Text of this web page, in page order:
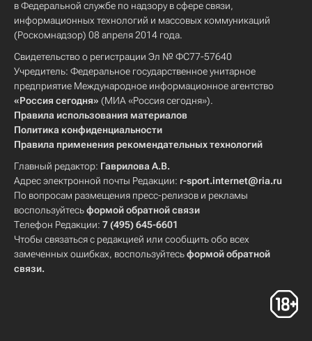
в Федеральной службе по надзору в сфере связи,
информационных технологий и массовых коммуникаций
(Роскомнадзор) 08 апреля 2014 года.
Свидетельство о регистрации Эл № ФС77-57640
Учредитель: Федеральное государственное унитарное
предприятие Международное информационное агентство
«Россия сегодня» (МИА «Россия сегодня»).
Правила использования материалов
Политика конфиденциальности
Правила применения рекомендательных технологий
Главный редактор: Гаврилова А.В.
Адрес электронной почты Редакции: r-sport.internet@ria.ru
По вопросам размещения пресс-релизов и рекламы
воспользуйтесьформой обратной связи
Телефон Редакции: 7 (495) 645-6601
Чтобы связаться с редакцией или сообщить обо всех
замеченных ошибках, воспользуйтесьформой обратной
связи.